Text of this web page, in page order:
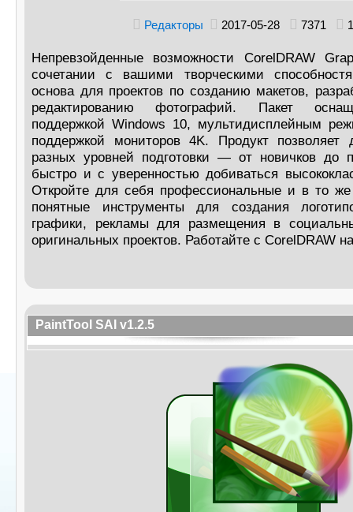
Редакторы 2017-05-28 7371
Непревзойденные возможности CorelDRAW
сочетании с вашими творческими
основа для проектов по созданию макетов,
редактированию фотографий. Пакет
поддержкой Windows 10, мультидисплейным
поддержкой мониторов 4K. Продукт позволяет
разных уровней подготовки — от новичков до
быстро и с уверенностью добиваться
Откройте для себя профессиональные и в то
понятные инструменты для создания
графики, рекламы для размещения в
оригинальных проектов. Работайте с CorelDRAW
PaintTool SAI v1.2.5